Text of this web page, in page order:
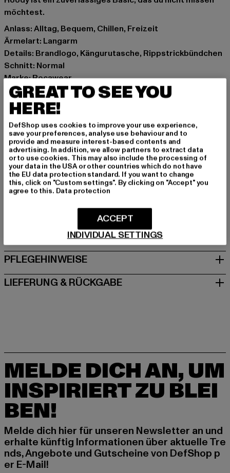
möchtest.
Anlass: Alltag, Bequem, Chillen, Freizeit
Ärmelart: Langarm
Details: Brandlogo, Kängurutasche, Rippstrickbündchen
Schnitt: Normal
Marke: Rocawear
Kat.: Sweat & Fleece - Hoodies
Farbe: weiß
Hersteller Farbe: brightwhite/truenavy/brunnerablue
Materialzusammensetzung: 80% Baumwolle, 20%
Polyester
Art.Nr: RWHD080-21415
Hersteller: TB International GmbH |info@tbint.de
Dr.-Robert-Murjahn-Straße 7 | 64372 Ober-Ramstadt |
GRÖSSE & PASSFORM
PFLEGEHINWEISE
LIEFERUNG & RÜCKGABE
MELDE DICH AN, UM
INSPIRIERT ZU BLEI
BEN!
Melde dich hier für unseren Newsletter an und
erhalte künftig Informationen über aktuelle Tre
nds, Angebote und Gutscheine von DefShop p
er E-Mail!
GREAT TO SEE YOU
HERE!
DefShop uses cookies to improve your use experience,
save your preferences, analyse use behaviour and to
provide and measure interest-based contents and
advertising. In addition, we allow partners to extract data
or to use cookies. This may also include the processing of
your data in the USA or other countries which do not have
the EU data protection standard. If you want to change
this, click on "Custom settings". By clicking on "Accept" you
agree to this. Data protection
INDIVIDUAL SETTINGS
ACCEPT